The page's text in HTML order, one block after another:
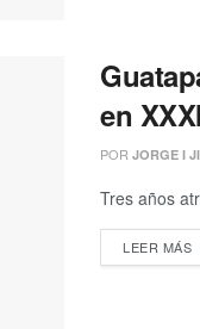
en
POR JORGE I
Tres años
LEER MÁS